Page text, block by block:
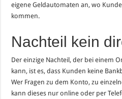
eigene Geldautomaten an, wo
kommen.
Nachteil kein
Der einzige Nachteil, der bei einem
kann, ist es, dass Kunden keine
Wer Fragen zu dem Konto, zu
kann dieses nur online oder per